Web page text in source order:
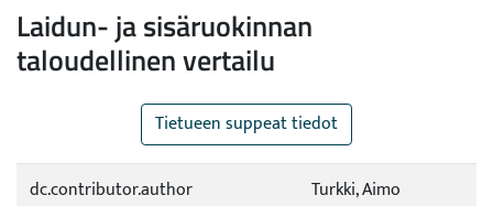
Laidun- ja sisäruokinnan
taloudellinen vertailu
Tietueen suppeat tiedot
dc.contributor.author
Turkki, Aimo